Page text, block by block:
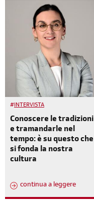
#INTERVISTA
Conoscere le tradizioni
e tramandarle nel
tempo: è su questo che
si fonda la nostra
cultura
continua a leggere